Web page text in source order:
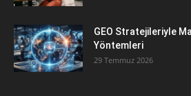
GEO Stratejileriyle
Yöntemleri
29 Temmuz 2026